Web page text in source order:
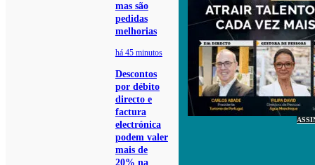
mas são
pedidas
melhorias
há 45 minutos
Descontos
por débito
directo e
factura
electrónica
podem valer
mais de
20% na